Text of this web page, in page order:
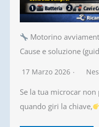
Motorino
Cause e soluzione
17 Marzo 2026
Se la tua microcar non
quando giri la chiave,